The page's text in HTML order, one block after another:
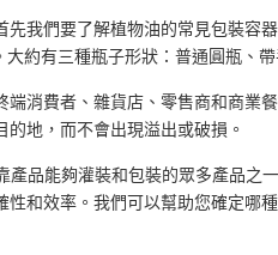
先我們要了解植物油的常見包裝容
約有三種瓶子形狀：普通圓瓶、
端消費者、雜貨店、零售商和商業
的地，而不會出現溢出或破損。
產品能夠灌裝和包裝的眾多產品
性和效率。我們可以幫助您確定哪